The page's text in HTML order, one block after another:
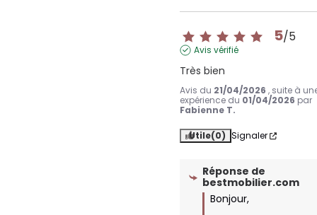
5/5
Avis vérifié
Très bien
Avis du 21/04/2026 , suite à
expérience du 01/04/2026 par
Fabienne T.
Utile(0) Signaler
Réponse de
bestmobilier.com
Bonjour,